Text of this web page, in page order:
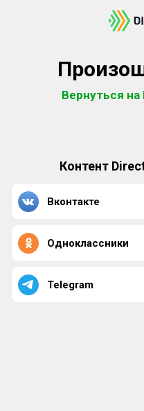
Вернуться
Контент
Вконтакте
Одноклассники
Telegram